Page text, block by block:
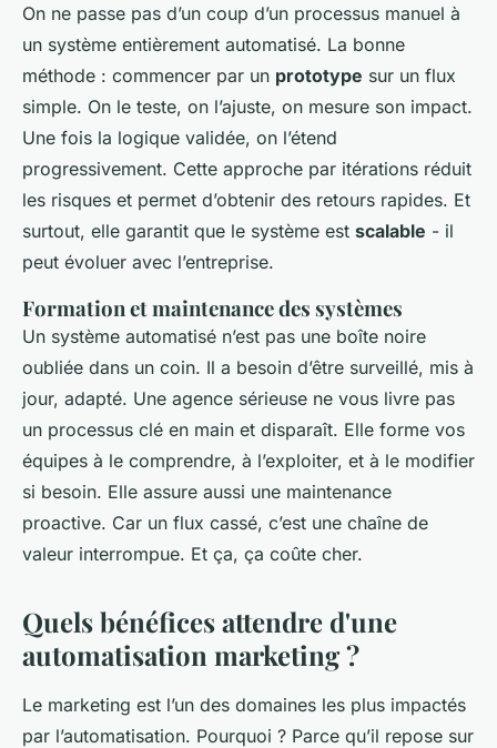
On ne passe pas d’un coup d’un processus manuel à
un système entièrement automatisé. La bonne
méthode : commencer par un prototype sur un flux
simple. On le teste, on l’ajuste, on mesure son impact.
Une fois la logique validée, on l’étend
progressivement. Cette approche par itérations réduit
les risques et permet d’obtenir des retours rapides. Et
surtout, elle garantit que le système est scalable - il
peut évoluer avec l’entreprise.
Formation et maintenance des systèmes
Un système automatisé n’est pas une boîte noire
oubliée dans un coin. Il a besoin d’être surveillé, mis à
jour, adapté. Une agence sérieuse ne vous livre pas
un processus clé en main et disparaît. Elle forme vos
équipes à le comprendre, à l’exploiter, et à le modifier
si besoin. Elle assure aussi une maintenance
proactive. Car un flux cassé, c’est une chaîne de
valeur interrompue. Et ça, ça coûte cher.
Quels bénéfices attendre d'une
automatisation marketing ?
Le marketing est l’un des domaines les plus impactés
par l’automatisation. Pourquoi ? Parce qu’il repose sur